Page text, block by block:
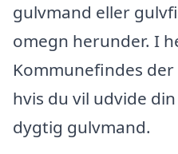
gulvmand eller
omegn herunder. I
Kommunefindes
hvis du vil udvide
dygtig gulvmand.